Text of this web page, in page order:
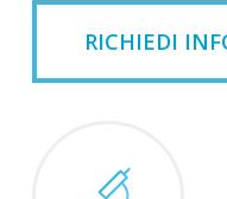
RICHIEDI